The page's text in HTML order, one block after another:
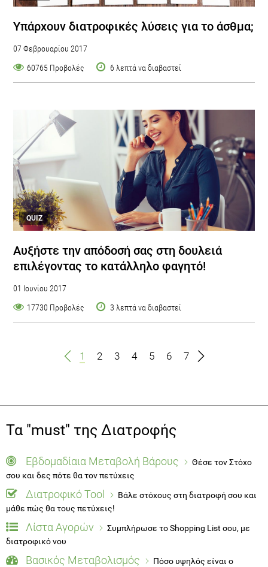
Υπάρχουν διατροφικές λύσεις για το άσθμα;
07 Φεβρουαρίου 2017
60765 Προβολές
6 λεπτά να διαβαστεί
QUIZ
Αυξήστε την απόδοσή σας στη δουλειά
επιλέγοντας το κατάλληλο φαγητό!
01 Ιουνίου 2017
17730 Προβολές
3 λεπτά να διαβαστεί
1 2 3 4 5 6 7
Τα "must" της Διατροφής
Εβδομαδίαια Μεταβολή Βάρους
Θέσε τον Στόχο
σου και δες πότε θα τον πετύχεις
Διατροφικό Tool
Βάλε στόχους στη διατροφή σου και
μάθε πώς θα τους πετύχεις!
Λίστα Αγορών
Συμπλήρωσε το Shopping List σου, με
διατροφικό νου
Βασικός Μεταβολισμός
Πόσο υψηλός είναι ο